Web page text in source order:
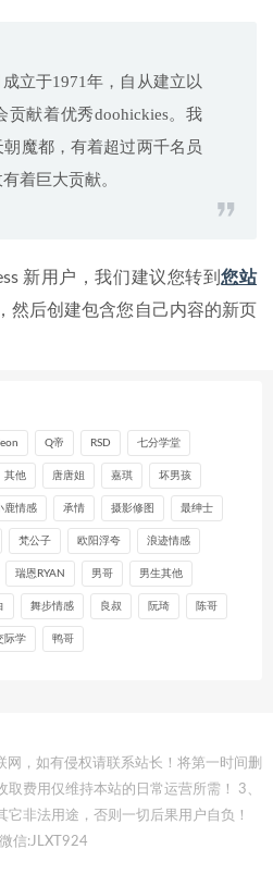
立于1971年，自从建立以
贡献着优秀doohickies。我
魔都，有着超过两千名员
着巨大贡献。
新用户，我们建议您转到您站
然后创建包含您自己内容的新页
leon Q帝 RSD 七分学堂
其他 唐唐姐 嘉琪 坏男孩
鹿情感 承情 摄影修图 最绅士
梵公子 欧阳浮夸 浪迹情感
瑞恩RYAN 男哥 男生其他
舞步情感 良叔 阮琦 陈哥
际学 鸭哥
，如有侵权请联系站长！将第一时间删
费用仅维持本站的日常运营所需！ 3、
非法用途，否则一切后果用户自负！
信:JLXT924